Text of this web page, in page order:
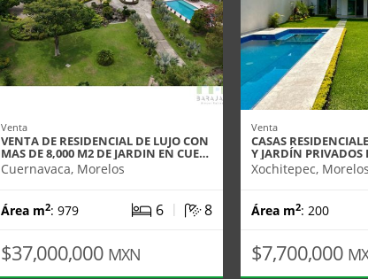
Venta
VENTA DE RESIDENCIAL DE LUJO CON
MAS DE 8,000 M2 DE JARDIN EN CUE…
Cuernavaca, Morelos
Área m2: 979 6 | 8
$37,000,000 MXN
Venta
CASAS
Y JARDÍN PRIVADOS
Xochitepec, Morelos
Área m2: 200
$7,700,000